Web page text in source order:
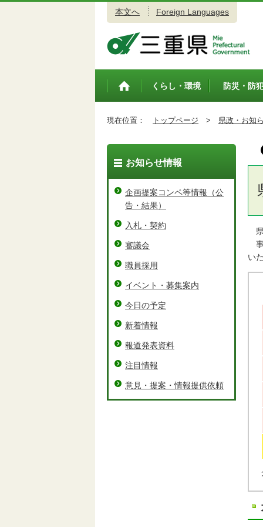
本文へ Foreign Languages
トップペ
くらし・環境 防災・防
現在位置： トップページ > 県政・お知
県
事
い
お知らせ情報
企画提案コンペ等情報（公
告・結果）
入札・契約
審議会
職員採用
イベント・募集案内
今日の予定
新着情報
報道発表資料
注目情報
意見・提案・情報提供依頼